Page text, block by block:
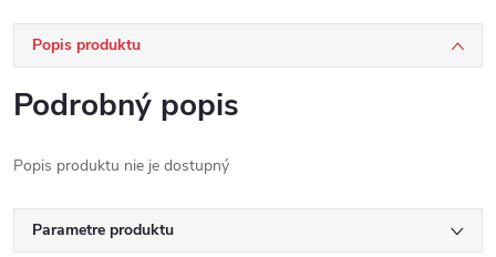
Popis produktu
Podrobný popis
Popis produktu nie je dostupný
Parametre produktu